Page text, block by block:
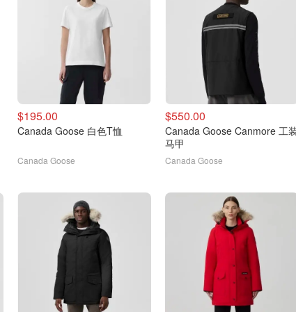
$195.00
Canada Goose 白色T恤
Canada Goose
$550.00
Canada Goose Canmore 工
马甲
Canada Goose